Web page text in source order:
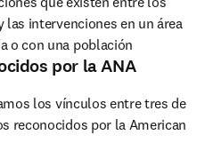
intervenciones en un área
o con una población
por la ANA
los vínculos entre tres de
reconocidos por la American